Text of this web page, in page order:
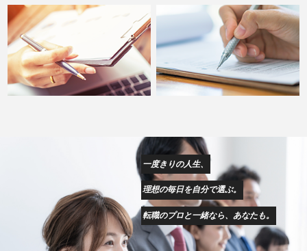
一度きりの人生、
理想の毎日を自分で選ぶ。
転職のプロと一緒なら、あなたも。